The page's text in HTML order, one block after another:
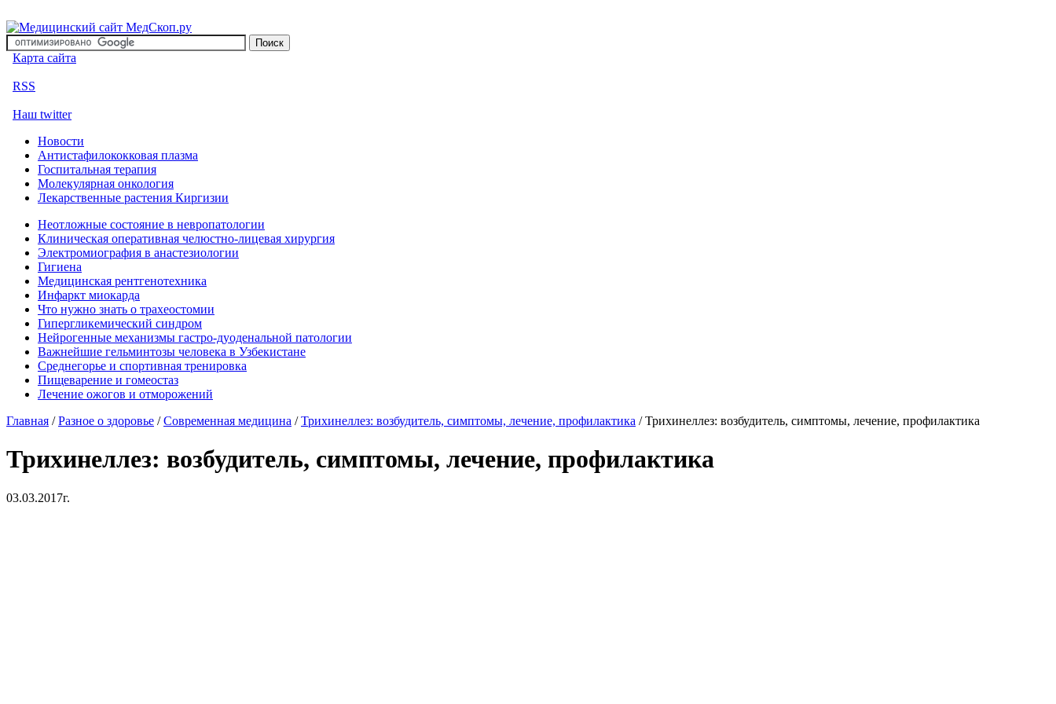
Карта сайта
RSS
Наш twitter
Новости
Антистафилококковая плазма
Госпитальная терапия
Молекулярная онкология
Лекарственные растения Киргизии
Неотложные состояние в невропатологии
Клиническая оперативная челюстно-лицевая хирургия
Электромиография в анастезиологии
Гигиена
Медицинская рентгенотехника
Инфаркт миокарда
Что нужно знать о трахеостомии
Гипергликемический синдром
Нейрогенные механизмы гастро-дуоденальной патологии
Важнейшие гельминтозы человека в Узбекистане
Среднегорье и спортивная тренировка
Пищеварение и гомеостаз
Лечение ожогов и отморожений
Главная /Разное о здоровье /Современная медицина /Трихинеллез: возбудитель, симптомы, лечение, профилактика /Трихинеллез: возбудитель, симптомы, лечение, профилактика
Трихинеллез: возбудитель, симптомы, лечение, профилактика
03.03.2017г.